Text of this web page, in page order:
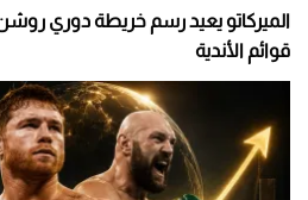
الميركاتو يعيد رسم خريطة دوري
قوائم الأندية